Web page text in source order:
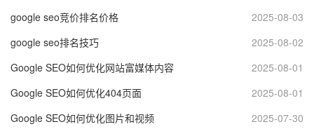
google seo竞价排名价格
2025-08-03
google seo排名技巧
2025-08-02
Google SEO如何优化网站富媒体内容
2025-08-01
Google SEO如何优化404页面
2025-08-01
Google SEO如何优化图片和视频
2025-07-30